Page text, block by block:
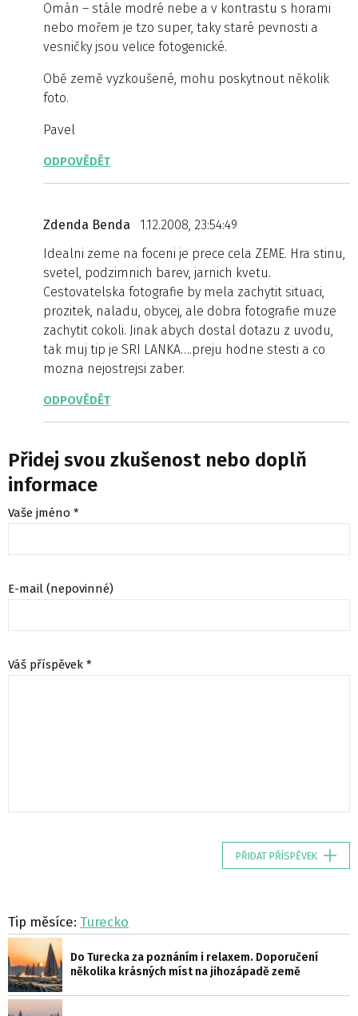
Omán – stále modré nebe a v kontrastu s horami
nebo mořem je tzo super, taky staré pevnosti a
vesničky jsou velice fotogenické.
Obě země vyzkoušené, mohu poskytnout několik
foto.
Pavel
ODPOVĚDĚT
Zdenda Benda
1.12.2008, 23:54:49
Idealni zeme na foceni je prece cela ZEME. Hra stinu,
svetel, podzimnich barev, jarnich kvetu.
Cestovatelska fotografie by mela zachytit situaci,
prozitek, naladu, obycej, ale dobra fotografie muze
zachytit cokoli. Jinak abych dostal dotazu z uvodu,
tak muj tip je SRI LANKA….preju hodne stesti a co
mozna nejostrejsi zaber.
ODPOVĚDĚT
Přidej svou zkušenost nebo doplň
informace
Vaše jméno *
E-mail (nepovinné)
Váš příspěvek *
PŘIDAT PŘÍSPĚVEK
Tip měsíce: Turecko
Do Turecka za poznáním i relaxem. Doporučení
několika krásných míst na jihozápadě země